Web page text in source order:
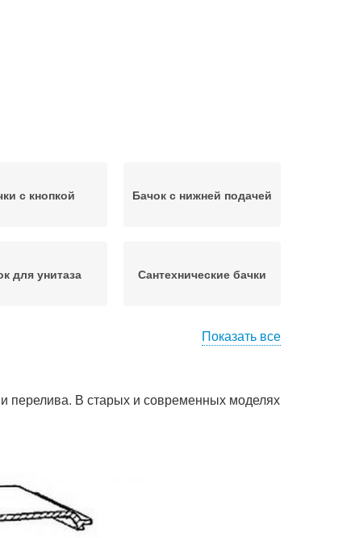
с кнопкой Бачок с нижней подачей
для унитаза Сантехнические бачки
Показать все
перелива. В старых и современных моделях